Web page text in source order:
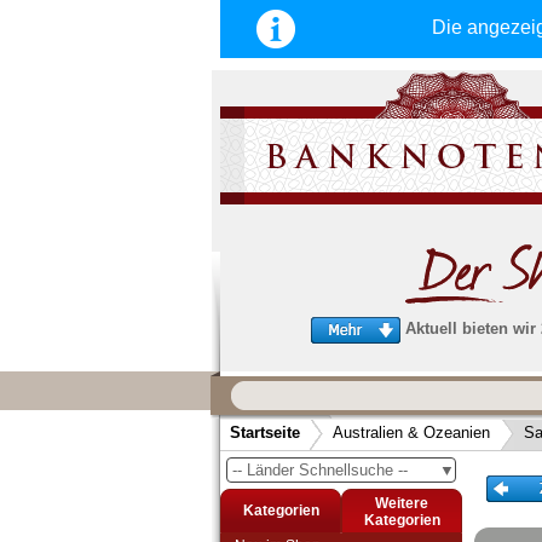
Die
Aktuell bieten wir
schnellen, sicheren und
Service
Schneller und sicherer Versand-
Bestellungen werktags bis 14:00 Uhr,
noch am selben Tag verschickt werden.
(Versand mit DHL oder Deutsche Post)
Startseite Australien & Ozeanien
▼
-- Länder Schnellsuche --
Kategorien
Weitere
Kategorien